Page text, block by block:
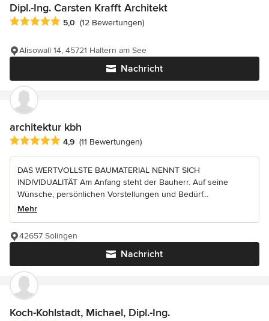
Dipl.-Ing. Carsten Krafft Architekt
Durchschnittliche Bewertung: 5 von 5 Sternen
5,0 (12 Bewertungen)
Nachricht
Alisowall 14, 45721 Haltern am See
architektur kbh
Durchschnittliche Bewertung: 4.9 von 5 Sternen
4,9 (11 Bewertungen)
DAS WERTVOLLSTE BAUMATERIAL NENNT SICH
INDIVIDUALITÄT Am Anfang steht der Bauherr. Auf seine
Wünsche, persönlichen Vorstellungen und Bedürf...
Mehr
Nachricht
42657 Solingen
Koch-Kohlstadt, Michael, Dipl.-Ing.